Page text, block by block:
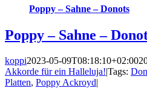
Poppy – Sahne – Donots
Poppy – Sahne –
koppi2023-05-09T08:18:10+02:00
Akkorde für ein Halleluja!|Tags:
Platten, Poppy Ackroyd|